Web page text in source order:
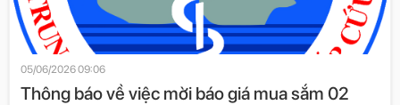
05/06/2026 09:06
Thông báo về việc mời báo giá mua sắm 02